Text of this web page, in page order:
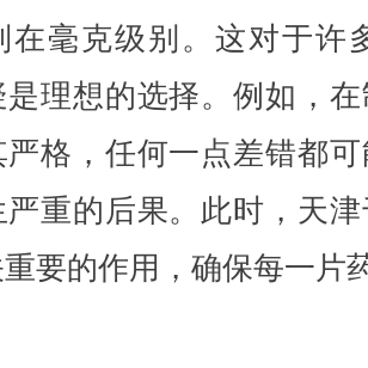
在毫克级别。这对于许
理想的选择。例如，
格，任何一点差错都
重的后果。此时，天
要的作用，确保每一片